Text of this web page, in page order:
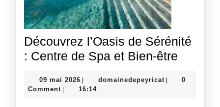
Découvrez l’Oasis de Sérénité
: Centre de Spa et Bien-être
de
09 mai 2026 09
mai
| domainedepeyricat |
0
Comment | 16:14